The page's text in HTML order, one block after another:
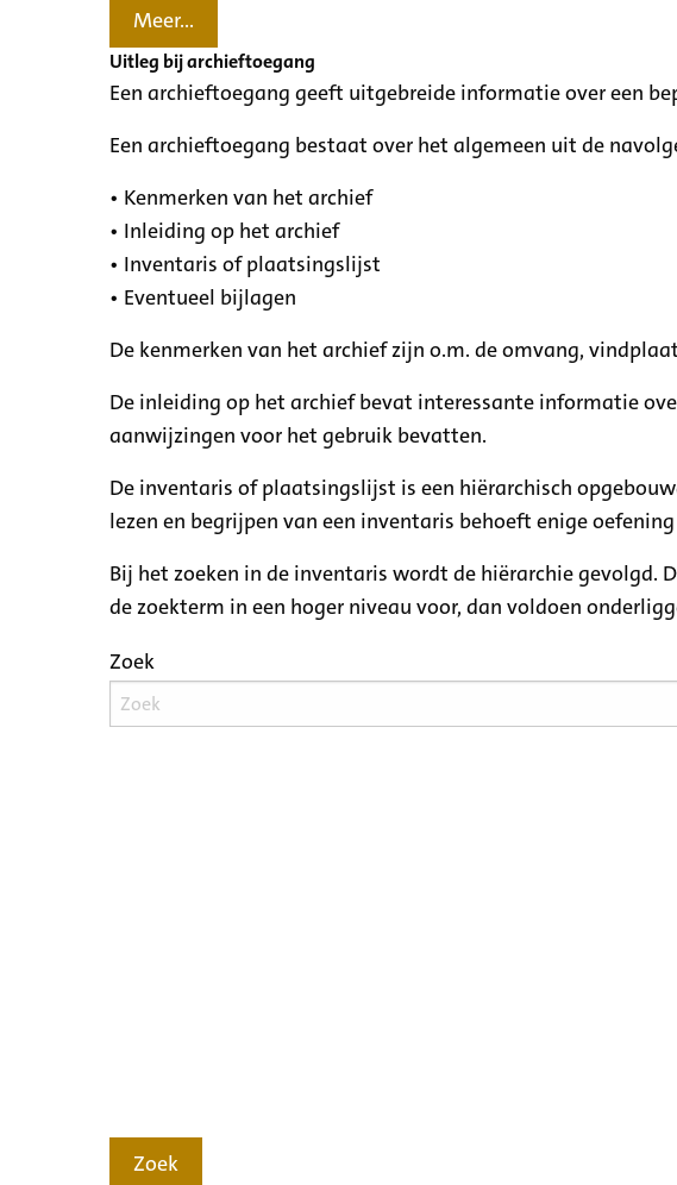
Meer...
Uitleg bij archieftoegang
Een archieftoegang geeft uitgebreide informatie over een
Een archieftoegang bestaat over het algemeen uit de
• Kenmerken van het archief
• Inleiding op het archief
• Inventaris of plaatsingslijst
• Eventueel bijlagen
De kenmerken van het archief zijn o.m. de omvang,
De inleiding op het archief bevat interessante informatie
aanwijzingen voor het gebruik bevatten.
De inventaris of plaatsingslijst is een hiërarchisch
lezen en begrijpen van een inventaris behoeft enige
Bij het zoeken in de inventaris wordt de hiërarchie gevolgd.
de zoekterm in een hoger niveau voor, dan voldoen
Zoek
Zoek